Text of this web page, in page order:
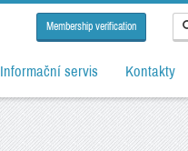
Membership verification
Informační servis Kontakty